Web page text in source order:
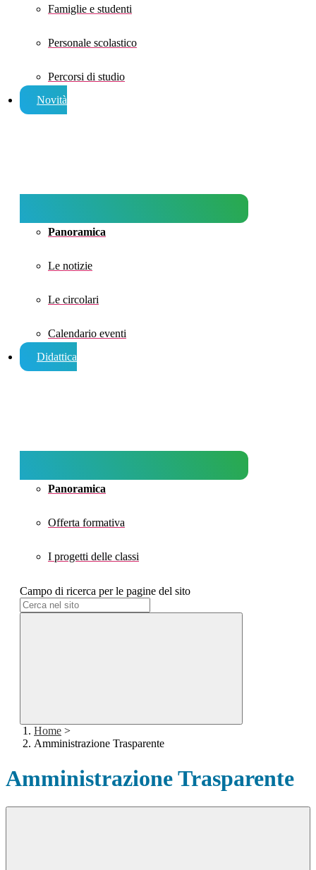
Famiglie e studenti
Personale scolastico
Percorsi di studio
Novità
Panoramica
Le notizie
Le circolari
Calendario eventi
Didattica
Panoramica
Offerta formativa
I progetti delle classi
Campo di ricerca per le pagine del sito
Home >
Amministrazione Trasparente
Amministrazione Trasparente